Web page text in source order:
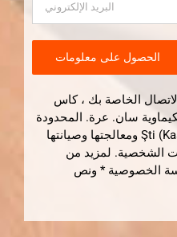
الخاصة بك ، كاس
سان. عرة. المحدودة
يتم تسجيل Şti (Kaş Medical Center) ومعالجتها وصيانتها
الشخصية. لمزيد من
الخصوصية * ونص